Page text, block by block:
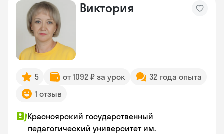
Виктория
5 от 1092 ₽ за урок
32 года опыта
1 отзыв
Красноярский государственный
педагогический университет им.